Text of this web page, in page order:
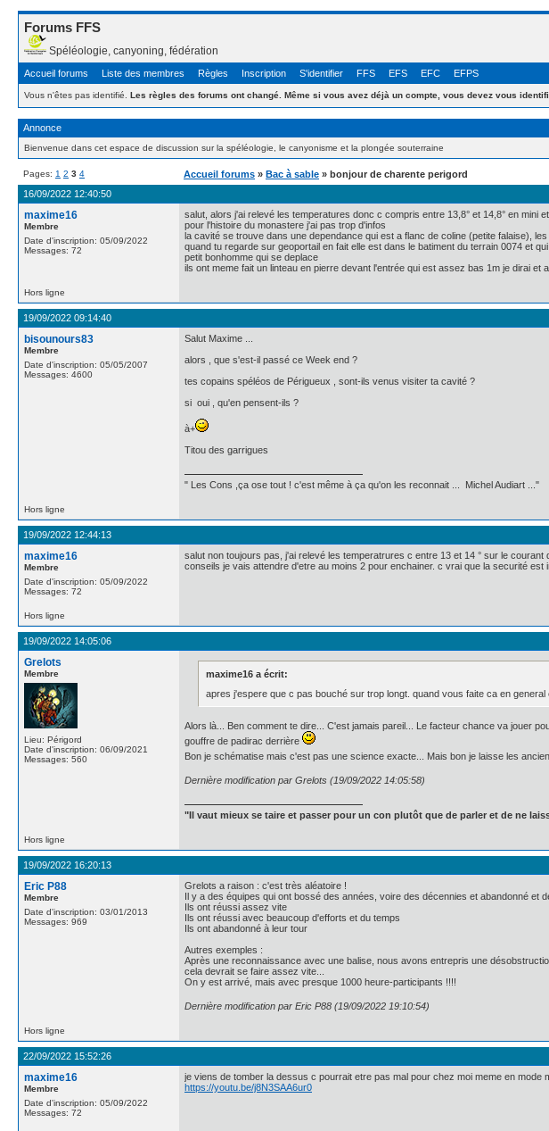
Forums FFS
Spéléologie, canyoning, fédération
Accueil forums Liste des membres Règles Inscription S'identifier FFS EFS EFC EFPS
Vous n'êtes pas identifié. Les règles des forums ont changé. Même si vous avez déjà un compte, vous devez vous
Annonce
Bienvenue dans cet espace de discussion sur la spéléologie, le canyonisme et la plongée souterraine
Pages: 1 2 3 4 Accueil forums » Bac à sable » bonjour de charente perigord
16/09/2022 12:40:50
maxime16
Membre
Date d'inscription: 05/09/2022
Messages: 72
salut, alors j'ai relevé les temperatures donc c compris entre 13,8° et 14,8° en mini
pour l'histoire du monastere j'ai pas trop d'infos
la cavité se trouve dans une dependance qui est a flanc de coline (petite falaise),
quand tu regarde sur geoportail en fait elle est dans le batiment du terrain 0074 et
petit bonhomme qui se deplace
ils ont meme fait un linteau en pierre devant l'entrée qui est assez bas 1m je dirai
Hors ligne
19/09/2022 09:14:40
bisounours83
Membre
Date d'inscription: 05/05/2007
Messages: 4600
Salut Maxime ...
alors , que s'est-il passé ce Week end ?
tes copains spéléos de Périgueux , sont-ils venus visiter ta cavité ?
si oui , qu'en pensent-ils ?
à+
Titou des garrigues
" Les Cons ,ça ose tout ! c'est même à ça qu'on les reconnait ... Michel Audiart ..."
Hors ligne
19/09/2022 12:44:13
maxime16
Membre
Date d'inscription: 05/09/2022
Messages: 72
salut non toujours pas, j'ai relevé les temperatrures c entre 13 et 14 ° sur le
conseils je vais attendre d'etre au moins 2 pour enchainer. c vrai que la securité
Hors ligne
19/09/2022 14:05:06
Grelots
Membre
Lieu: Périgord
Date d'inscription: 06/09/2021
Messages: 560
maxime16 a écrit:
apres j'espere que c pas bouché sur trop longt. quand vous faite ca en
Alors là... Ben comment te dire... C'est jamais pareil... Le facteur chance va jouer
gouffre de padirac derrière
Bon je schématise mais c'est pas une science exacte... Mais bon je laisse les
Dernière modification par Grelots (19/09/2022 14:05:58)
"Il vaut mieux se taire et passer pour un con plutôt que de parler et de ne
Hors ligne
19/09/2022 16:20:13
Eric P88
Membre
Date d'inscription: 03/01/2013
Messages: 969
Grelots a raison : c'est très aléatoire !
Il y a des équipes qui ont bossé des années, voire des décennies et abandonné et
Ils ont réussi assez vite
Ils ont réussi avec beaucoup d'efforts et du temps
Ils ont abandonné à leur tour
Autres exemples :
Après une reconnaissance avec une balise, nous avons entrepris une
cela devrait se faire assez vite...
On y est arrivé, mais avec presque 1000 heure-participants !!!!
Dernière modification par Eric P88 (19/09/2022 19:10:54)
Hors ligne
22/09/2022 15:52:26
maxime16
Membre
Date d'inscription: 05/09/2022
Messages: 72
je viens de tomber la dessus c pourrait etre pas mal pour chez moi meme en mode
https://youtu.be/j8N3SAA6ur0